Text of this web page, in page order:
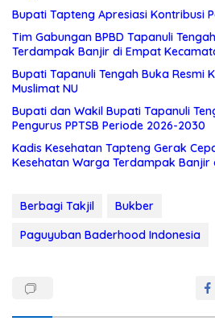
Bupati Tapteng Apresiasi Kontribusi
Tim Gabungan BPBD Tapanuli
Terdampak Banjir di Empat
Bupati Tapanuli Tengah Buka Resmi
Muslimat NU
Bupati dan Wakil Bupati Tapanuli
Pengurus PPTSB Periode 2026-2030
Kadis Kesehatan Tapteng Gerak
Kesehatan Warga Terdampak Banjir
Berbagi Takjil
Bukber
Paguyuban Baderhood Indonesia